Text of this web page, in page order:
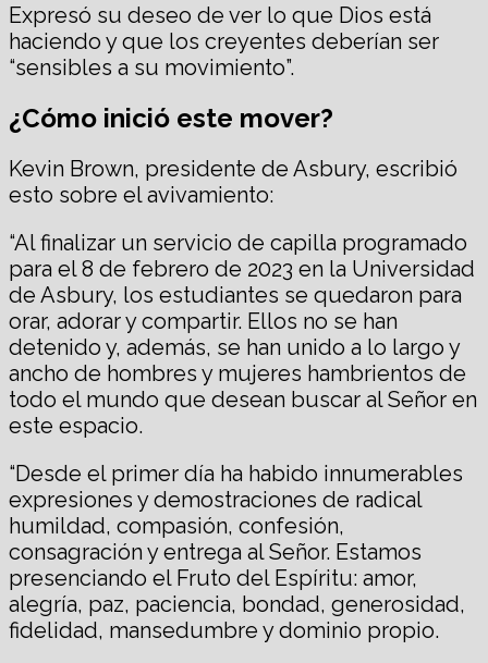
Expresó su deseo de ver lo que Dios está
haciendo y que los creyentes deberían ser
“sensibles a su movimiento”.
¿Cómo inició este mover?
Kevin Brown, presidente de Asbury, escribió
esto sobre el avivamiento:
“Al finalizar un servicio de capilla programado
para el 8 de febrero de 2023 en la Universidad
de Asbury, los estudiantes se quedaron para
orar, adorar y compartir. Ellos no se han
detenido y, además, se han unido a lo largo y
ancho de hombres y mujeres hambrientos de
todo el mundo que desean buscar al Señor en
este espacio.
“Desde el primer día ha habido innumerables
expresiones y demostraciones de radical
humildad, compasión, confesión,
consagración y entrega al Señor. Estamos
presenciando el Fruto del Espíritu: amor,
alegría, paz, paciencia, bondad, generosidad,
fidelidad, mansedumbre y dominio propio.